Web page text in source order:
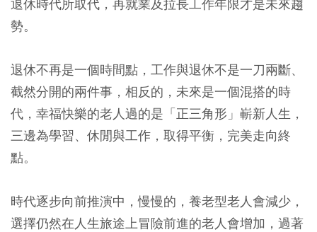
退休時代所取代，再就業及拉長工作年限才是未來趨
勢。
退休不再是一個時間點，工作與退休不是一刀兩斷、
截然分開的兩件事，相反的，未來是一個混搭的時
代，幸福快樂的老人過的是「正三角形」嶄新人生，
三邊為學習、休閒與工作，取得平衡，完美走向終
點。
時代逐步向前推演中，慢慢的，養老型老人會減少，
選擇仍然在人生旅途上冒險前進的老人會增加，過著